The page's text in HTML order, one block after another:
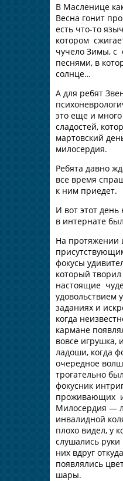
В Масленице
Весна гонит
есть что-то
котором
чучело Зимы, с
песнями, в
солнце…
А для ребят
это еще и много
сладостей,
мартовский
милосердия.
Ребята давно
все время
к ним приедет.
И вот этот день
в интернате
На протяжении
фокусы
который
настоящие
удовольствием
заданиях и
когда
кармане
вовсе игрушка,
ладоши, когда
очередное
трогательно
фокусник
проживающих
Милосердия —
инвалидной
плохо видел, у
слушались
них вдруг
появлялись
шары.